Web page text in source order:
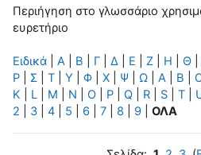
Περιήγηση στο γλωσσάριο
ευρετήριο
Ειδικά Α Β Γ Δ Ε Ζ Η Θ
Ρ
Σ Τ Υ Φ Χ Ψ Ω A B
K
L M N O P Q R S T
2
3 4 5 6 7 8 9 ΟΛΑ